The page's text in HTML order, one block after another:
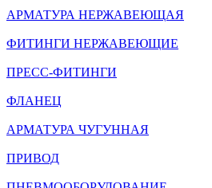
АРМАТУРА НЕРЖАВЕЮЩАЯ
ФИТИНГИ НЕРЖАВЕЮЩИЕ
ПРЕСС-ФИТИНГИ
ФЛАНЕЦ
АРМАТУРА ЧУГУННАЯ
ПРИВОД